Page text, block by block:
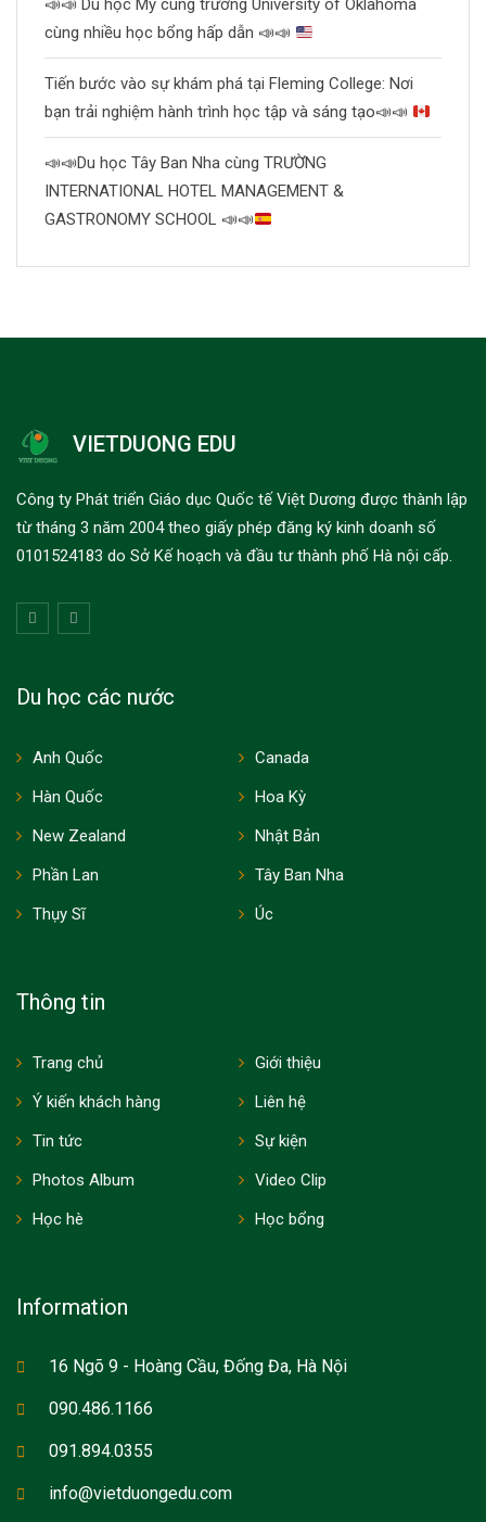
📣📣 Du học Mỹ cùng trường University of Oklahoma
cùng nhiều học bổng hấp dẫn 📣📣
Tiến bước vào sự khám phá tại Fleming College: Nơi
bạn trải nghiệm hành trình học tập và sáng tạo📣📣
📣📣Du học Tây Ban Nha cùng TRƯỜNG
INTERNATIONAL HOTEL MANAGEMENT &
GASTRONOMY SCHOOL 📣📣
VIETDUONG EDU
Công ty Phát triển Giáo dục Quốc tế Việt Dương được thành lập
từ tháng 3 năm 2004 theo giấy phép đăng ký kinh doanh số
0101524183 do Sở Kế hoạch và đầu tư thành phố Hà nội cấp.
Du học các nước
Anh Quốc
Canada
Hàn Quốc
Hoa Kỳ
New Zealand
Nhật Bản
Phần Lan
Tây Ban Nha
Thụy Sĩ
Úc
Thông tin
Trang chủ
Giới thiệu
Ý kiến khách hàng
Liên hệ
Tin tức
Sự kiện
Photos Album
Video Clip
Học hè
Học bổng
Information
16 Ngõ 9 - Hoàng Cầu, Đống Đa, Hà Nội
090.486.1166
091.894.0355
info@vietduongedu.com